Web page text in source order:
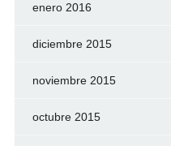
enero 2016
diciembre 2015
noviembre 2015
octubre 2015